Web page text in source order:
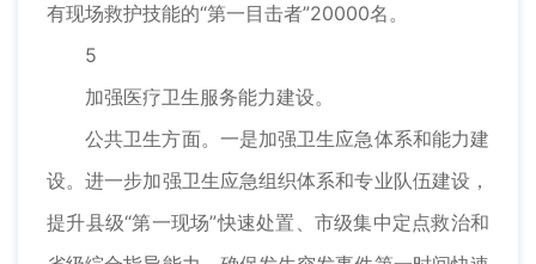
有现场救护技能的“第一目击者”20000名。
5
加强医疗卫生服务能力建设。
公共卫生方面。一是加强卫生应急体系和能力建
设。进一步加强卫生应急组织体系和专业队伍建设，
提升县级“第一现场”快速处置、市级集中定点救治和